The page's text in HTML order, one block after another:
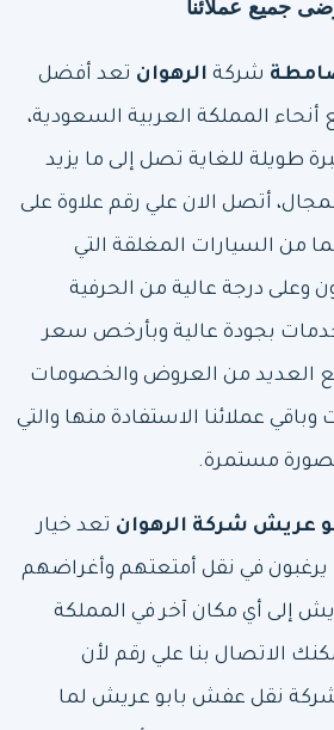
جميع عملائنا
شركة الرهوان تعد أفضل
المملكة العربية السعودية،
طويلة للغاية تصل إلى ما يزيد
المجال، أتصل الان علي رقم علاوة على
من السيارات المغلقة التي
وعلى درجة عالية من الحرفية
خدمات بجودة عالية وبأرخص سعر
العديد من العروض والخصومات
وباقي عملائنا الاستفادة منها والتي
مستمرة.
عريش شركة الرهوان تعد خيار
يرغبون في نقل أمتعتهم وأغراضهم
إلى أي مكان آخر في المملكة
الاتصال بنا علي رقم لأن
نقل عفش بابو عريش لما